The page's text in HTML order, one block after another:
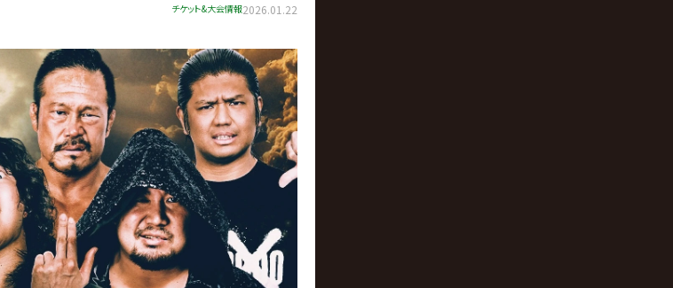
チケット&大会情報2026.01.22